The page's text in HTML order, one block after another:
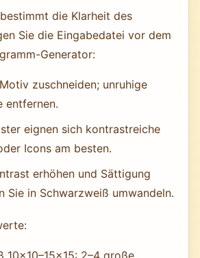
die Klarheit des
Sie die Eingabedatei vor dem
Generator:
zuschneiden; unruhige
entfernen.
eignen sich kontrastreiche
Icons am besten.
erhöhen und Sättigung
Sie in Schwarzweiß umwandeln.
10×10–15×15: 2–4 große